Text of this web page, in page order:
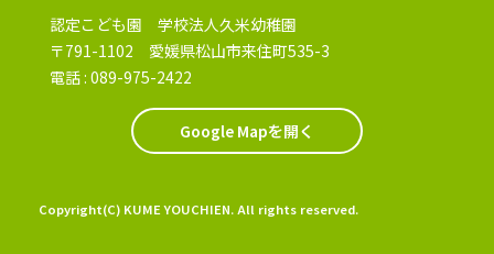
認定こども園 学校法人久米幼稚園
〒791-1102 愛媛県松山市来住町535-3
電話 : 089-975-2422
Google Mapを開く
Copyright(C) KUME YOUCHIEN. All rights reserved.